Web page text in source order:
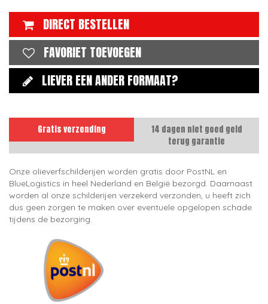
DIRECT BESTELLEN
FAVORIET TOEVOEGEN
LIEVER EEN ANDER FORMAAT?
Gratis verzending
14 dagen niet goed geld
terug garantie
Onze olieverfschilderijen worden gratis door PostNL en
BlueLogistics in heel Nederland en België bezorgd. Daarnaast
worden al onze schilderijen verzekerd verzonden, u heeft zich
dus geen zorgen te maken over eventuele opgelopen schade
tijdens de bezorging.